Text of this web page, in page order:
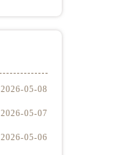
2026-05-08
2026-05-07
2026-05-06